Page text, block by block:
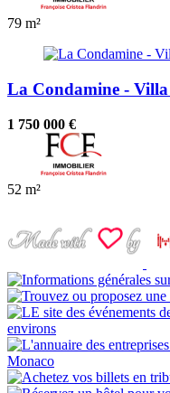
79 m²
La Condamine -
1 750 000 €
52 m²